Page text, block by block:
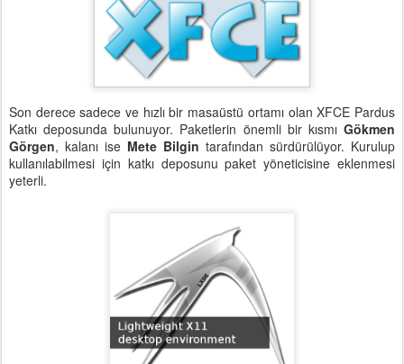
Son derece sadece ve hızlı bir masaüstü ortamı olan XFCE Pardus
Katkı deposunda bulunuyor. Paketlerin önemli bir kısmı Gökmen
Görgen, kalanı ise Mete Bilgin tarafından sürdürülüyor. Kurulup
kullanılabilmesi için katkı deposunu paket yöneticisine eklenmesi
yeterli.